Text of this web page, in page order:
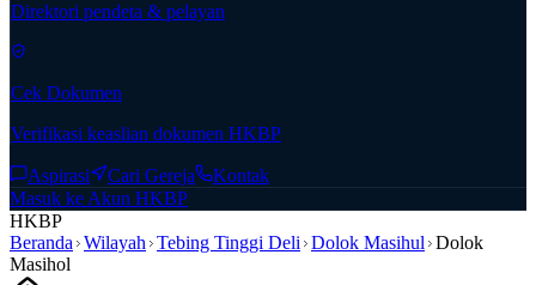
Direktori pendeta & pelayan
Cek Dokumen
Verifikasi keaslian dokumen HKBP
Aspirasi Cari Gereja
Kontak
Masuk ke Akun HKBP
HKBP
Beranda Wilayah Tebing Tinggi Deli Dolok Masihul Dolok
Masihol